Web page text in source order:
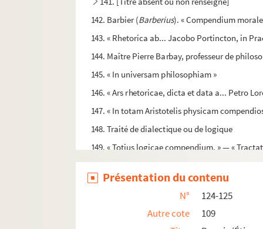
142. Barbier (Barberius). « Compendium
143. « Rhetorica ab... Jacobo Portincton, in
144. Maître Pierre Barbay, professeur de
145. « In universam philosophiam »
146. « Ars rhetoricae, dicta et data a... Petro
147. « In totam Aristotelis physicam
148. Traité de dialectique ou de logique
149. « Totius logicae compendium. » — «
150-153. « Institutio mathematica. » — Traité
154. « Prolusiones rhetoricae, a Philippo Le
155. « Philosophia ad usum scolae
156. Métaphysique, ou troisième partie d'un
Présentation du contenu
N°
124-125
Autre cote
109